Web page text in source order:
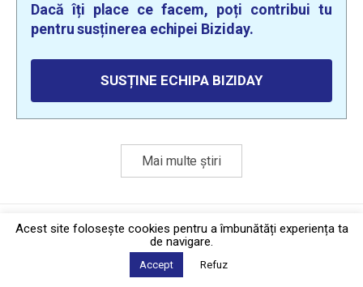
Dacă îți place ce facem, poți contribui tu
pentru susținerea echipei Biziday.
SUSȚINE ECHIPA BIZIDAY
Mai multe știri
Politica de confidențialitate·Contact
2026 © Biziday
Acest site foloseşte cookies pentru a îmbunătăți experiența ta
de navigare.
Accept Refuz